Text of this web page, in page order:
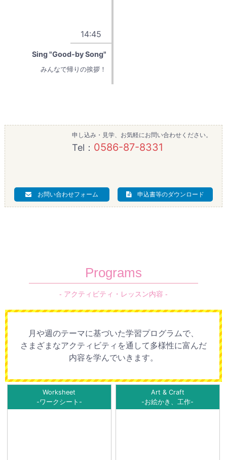
14:45
Sing "Good-by Song"
みんなで帰りの挨拶！
申し込み・見学、お気軽にお問い合わせください。
Tel： 0586-87-8331
お問い合わせフォーム 申込書等のダウンロード
Programs
- アクティビティ・レッスン内容 -
月や週のテーマに基づいた学習プログラムで、
さまざまなアクティビティを通して多様性に富んだ
内容を学んでいきます。
Worksheet
-ワークシート-
Art & Craft
-お絵かき、工作-